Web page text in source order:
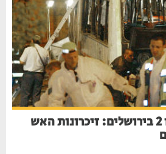
23 שנים לטבח בקו 2 בירושלים: זיכרונות האש